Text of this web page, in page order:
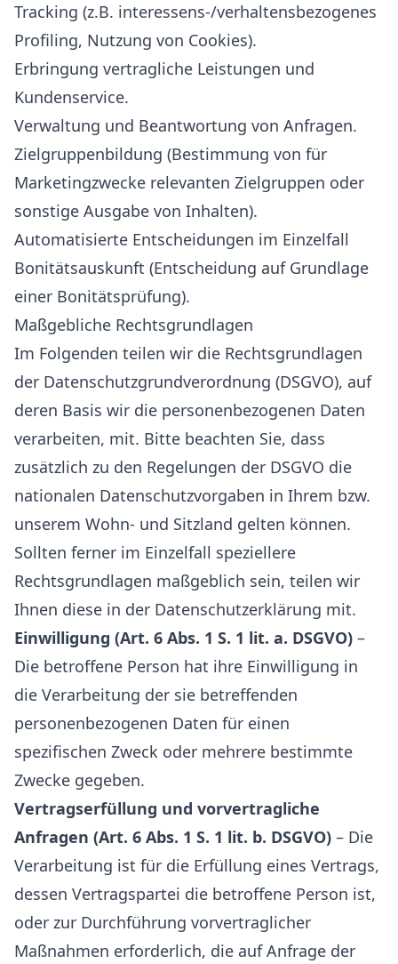
Tracking (z.B. interessens-/verhaltensbezogenes
Profiling, Nutzung von Cookies).
Erbringung vertragliche Leistungen und
Kundenservice.
Verwaltung und Beantwortung von Anfragen.
Zielgruppenbildung (Bestimmung von für
Marketingzwecke relevanten Zielgruppen oder
sonstige Ausgabe von Inhalten).
Automatisierte Entscheidungen im Einzelfall
Bonitätsauskunft (Entscheidung auf Grundlage
einer Bonitätsprüfung).
Maßgebliche Rechtsgrundlagen
Im Folgenden teilen wir die Rechtsgrundlagen
der Datenschutzgrundverordnung (DSGVO), auf
deren Basis wir die personenbezogenen Daten
verarbeiten, mit. Bitte beachten Sie, dass
zusätzlich zu den Regelungen der DSGVO die
nationalen Datenschutzvorgaben in Ihrem bzw.
unserem Wohn- und Sitzland gelten können.
Sollten ferner im Einzelfall speziellere
Rechtsgrundlagen maßgeblich sein, teilen wir
Ihnen diese in der Datenschutzerklärung mit.
Einwilligung (Art. 6 Abs. 1 S. 1 lit. a. DSGVO) –
Die betroffene Person hat ihre Einwilligung in
die Verarbeitung der sie betreffenden
personenbezogenen Daten für einen
spezifischen Zweck oder mehrere bestimmte
Zwecke gegeben.
Vertragserfüllung und vorvertragliche
Anfragen (Art. 6 Abs. 1 S. 1 lit. b. DSGVO) – Die
Verarbeitung ist für die Erfüllung eines Vertrags,
dessen Vertragspartei die betroffene Person ist,
oder zur Durchführung vorvertraglicher
Maßnahmen erforderlich, die auf Anfrage der